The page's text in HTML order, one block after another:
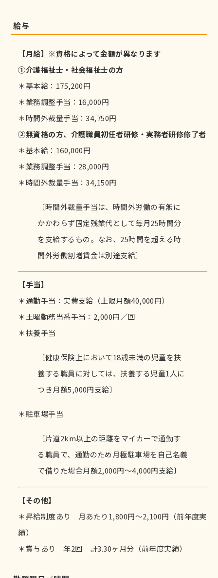
給与
【月給】※資格によって金額が異なります
①介護福祉士・社会福祉士の方
＊基本給：175,200円
＊業務調整手当：16,000円
＊時間外裁量手当：34,750円
②無資格の方、介護職員初任者研修・実務者研修修了者
＊基本給：160,000円
＊業務調整手当：28,000円
＊時間外裁量手当：34,150円
〔時間外裁量手当は、時間外労働の有無に
かかわらず固定残業代として毎月25時間分
を支給するもの。なお、25時間を超える時
間外労働割増賃金は別途支給〕
【手当】
＊通勤手当：実費支給（上限月額40,000円）
＊土曜勤務当番手当：2,000円／回
＊扶養手当
〔健康保険上において18歳未満の児童を扶
養する職員に対しては、扶養する児童1人に
つき月額5,000円支給〕
＊駐車場手当
〔片道2km以上の距離をマイカーで通勤す
る職員で、通勤のため月極駐車場を自己名義
で借りた場合月額2,000円～4,000円支給〕
【その他】
＊昇給制度あり 月あたり1,800円～2,100円（前年度実
績）
＊賞与あり 年2回 計3.30ヶ月分（前年度実績）